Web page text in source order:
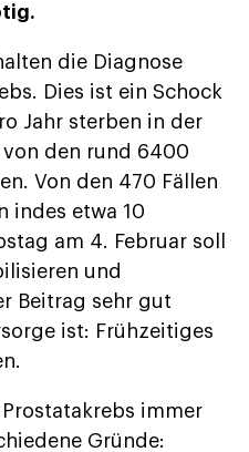
die Diagnose
Dies ist ein Schock
Jahr sterben in der
den rund 6400
Von den 470 Fällen
indes etwa 10
am 4. Februar soll
und
Beitrag sehr gut
ist: Frühzeitiges
immer
Gründe: